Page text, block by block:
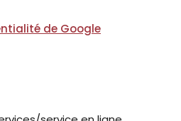
de Google